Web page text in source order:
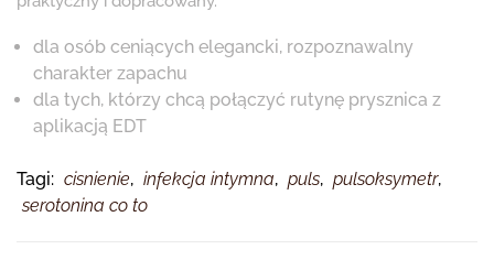
dla osób ceniących elegancki, rozpoznawalny
charakter zapachu
dla tych, którzy chcą połączyć rutynę prysznica z
aplikacją EDT
Tagi: cisnienie, infekcja intymna, puls, pulsoksymetr,
serotonina co to